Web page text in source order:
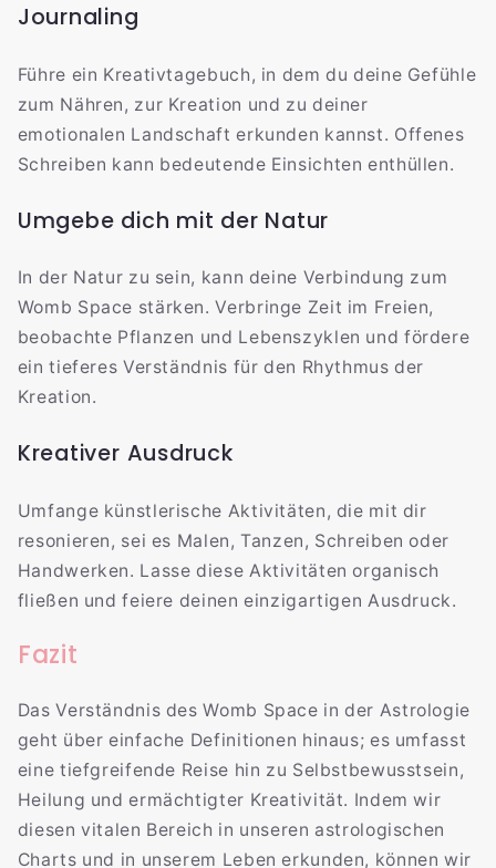
Journaling
Führe ein Kreativtagebuch, in dem du deine Gefühle
zum Nähren, zur Kreation und zu deiner
emotionalen Landschaft erkunden kannst. Offenes
Schreiben kann bedeutende Einsichten enthüllen.
Umgebe dich mit der Natur
In der Natur zu sein, kann deine Verbindung zum
Womb Space stärken. Verbringe Zeit im Freien,
beobachte Pflanzen und Lebenszyklen und fördere
ein tieferes Verständnis für den Rhythmus der
Kreation.
Kreativer Ausdruck
Umfange künstlerische Aktivitäten, die mit dir
resonieren, sei es Malen, Tanzen, Schreiben oder
Handwerken. Lasse diese Aktivitäten organisch
fließen und feiere deinen einzigartigen Ausdruck.
Fazit
Das Verständnis des Womb Space in der Astrologie
geht über einfache Definitionen hinaus; es umfasst
eine tiefgreifende Reise hin zu Selbstbewusstsein,
Heilung und ermächtigter Kreativität. Indem wir
diesen vitalen Bereich in unseren astrologischen
Charts und in unserem Leben erkunden, können wir